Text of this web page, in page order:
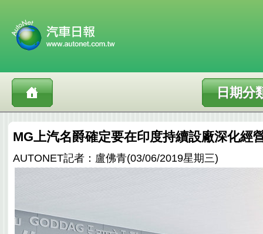
日期分
MG上汽名爵確定要在印度持續設廠深化經
AUTONET記者：盧佛青(03/06/2019星期三)